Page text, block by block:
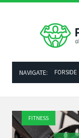
NAVIGATE: FORSIDE
FITNESS